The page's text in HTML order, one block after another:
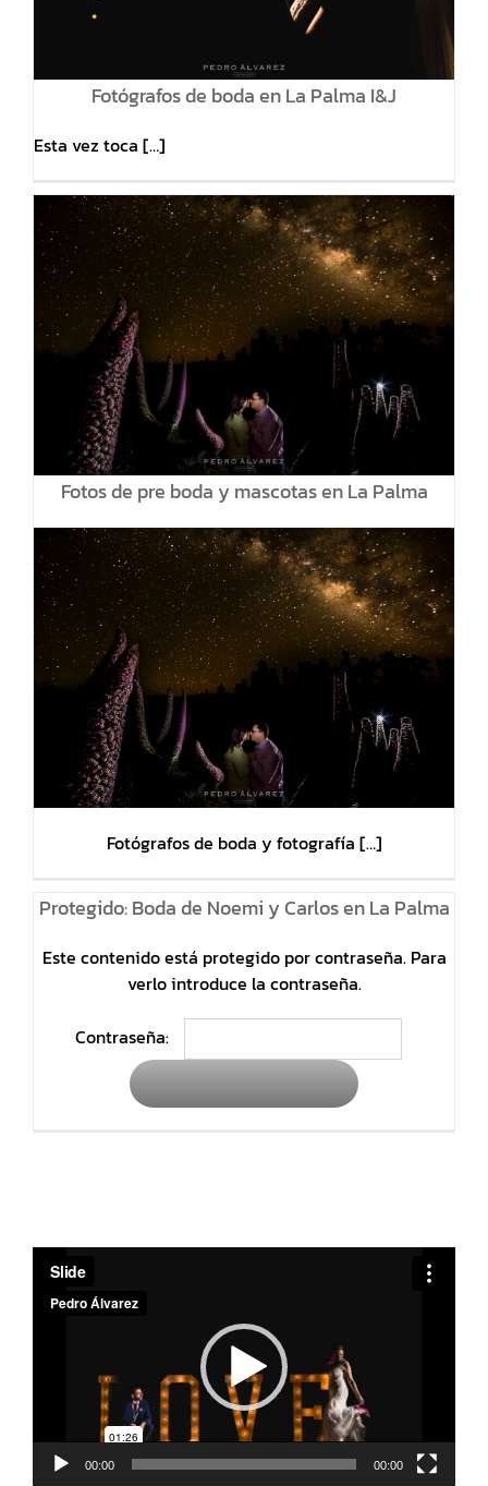
Fotógrafos de boda en La Palma I&J
Esta vez toca […]
Fotos de pre boda y mascotas en La Palma
Fotógrafos de boda y fotografía […]
Protegido: Boda de Noemi y Carlos en La Palma
Este contenido está protegido por contraseña. Para
verlo introduce la contraseña.
Contraseña:
Reproductor
vídeo
00:00 00:00